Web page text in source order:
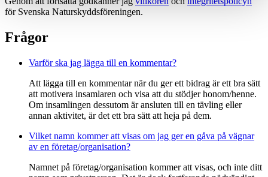
för Svenska Naturskyddsföreningen.
Frågor
Varför ska jag lägga till en kommentar?
Att lägga till en kommentar när du ger ett bidrag är ett bra sätt
att motivera insamlaren och visa att du stödjer honom/henne.
Om insamlingen dessutom är ansluten till en tävling eller
annan aktivitet, är det ett bra sätt att heja på dem.
Vilket namn kommer att visas om jag ger en gåva på vägnar
av en företag/organisation?
Namnet på företag/organisation kommer att visas, och inte ditt